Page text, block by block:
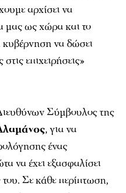
αρχίσει να
μας ως χώρα και το
κυβέρνηση να δώσει
επιχειρήσεις»
Σύμβουλος της
, για να
ένας
να έχει εξασφαλίσει
του. Σε κάθε περίπτωση,